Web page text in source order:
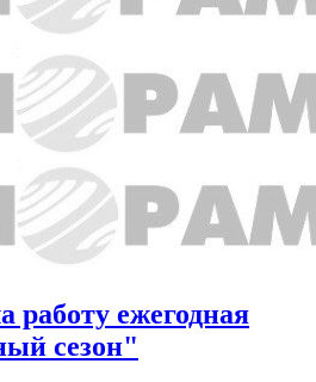
работу ежегодная
сезон"